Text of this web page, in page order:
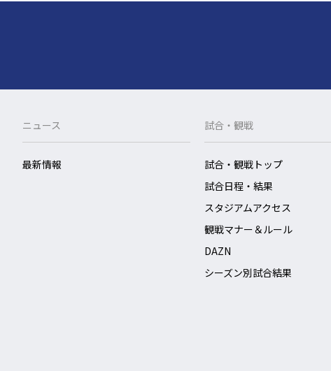
ニュース
最新情報
試合・観戦
試合・観戦トップ
試合日程・結果
スタジアムアクセス
観戦マナー＆ルール
DAZN
シーズン別試合結果